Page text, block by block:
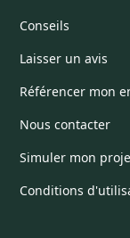
Conseils
Laisser un avis
Référencer mon
Nous contacter
Simuler mon
Conditions